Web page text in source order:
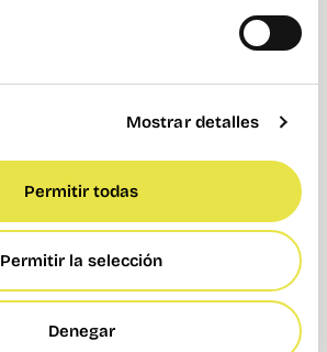
Mostrar detalles
Permitir todas
Permitir la selección
Denegar